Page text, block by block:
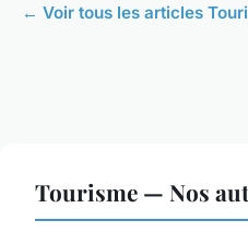
← Voir tous les articles
Tourisme — Nos